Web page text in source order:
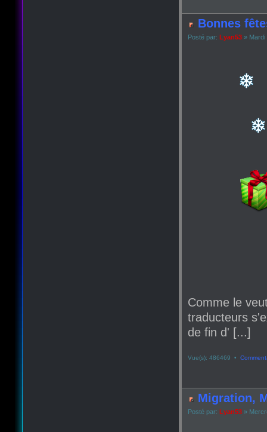
Bonnes
Posté par: Lyan53 » Mardi
Comme le
traducteurs
de fin d' [...]
Vue(s): 486469 •
Migration,
Posté par: Lyan53 »